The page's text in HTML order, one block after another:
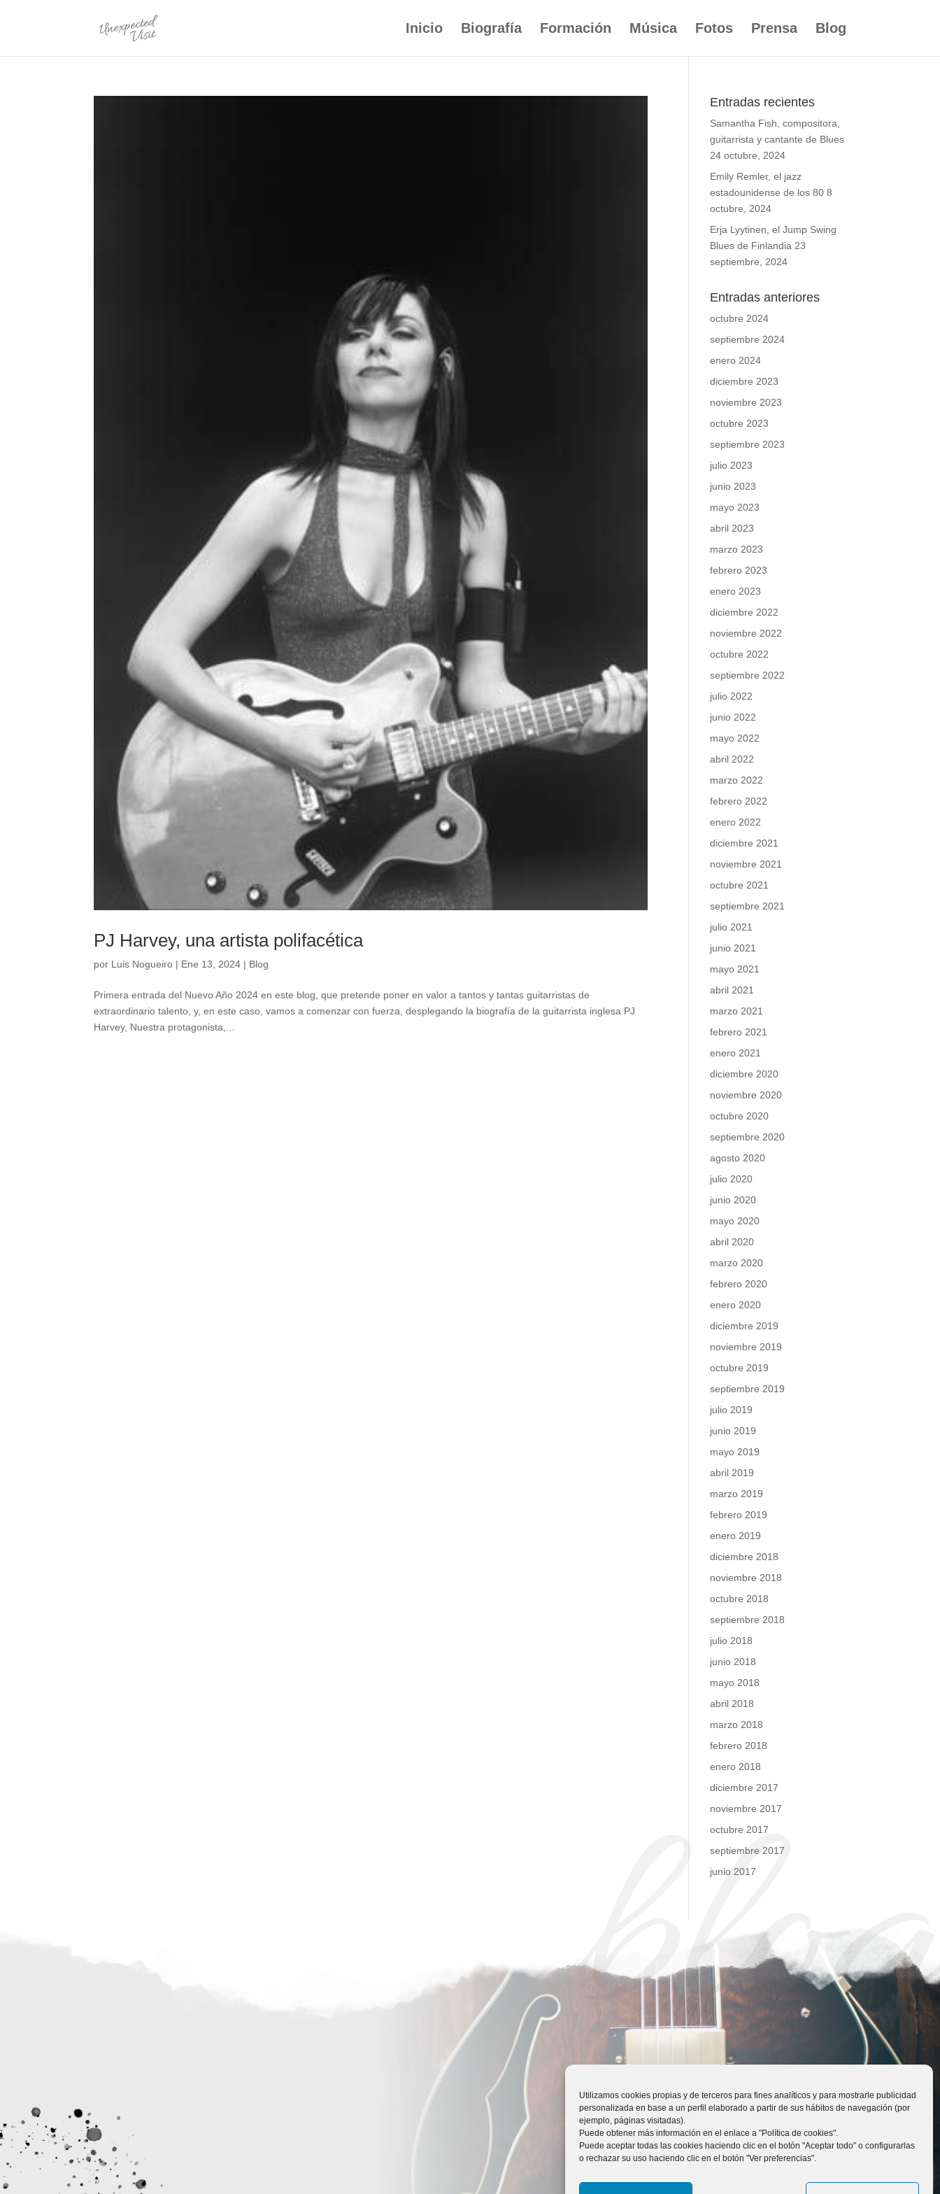
Utilizamos cookies propias y de terceros para fines analíticos y para mostrarle publicidad
personalizada en base a un perfil elaborado a partir de sus hábitos de navegación (por
ejemplo, páginas visitadas).
Puede obtener más información en el enlace a "Política de cookies".
Puede aceptar todas las cookies haciendo clic en el botón "Aceptar todo" o configurarlas
o rechazar su uso haciendo clic en el botón "Ver preferencias".
Inicio Biografía Formación Música Fotos Prensa Blog
PJ Harvey, una artista polifacética
por Luis Nogueiro | Ene 13, 2024 | Blog
Primera entrada del Nuevo Año 2024 en este blog, que pretende poner en valor a tantos y tantas guitarristas de
extraordinario talento, y, en este caso, vamos a comenzar con fuerza, desplegando la biografía de la guitarrista inglesa PJ
Harvey, Nuestra protagonista,...
Entradas recientes
Samantha Fish, compositora,
guitarrista y cantante de Blues
24 octubre, 2024
Emily Remler, el jazz
estadounidense de los 80 8
octubre, 2024
Erja Lyytinen, el Jump Swing
Blues de Finlandia 23
septiembre, 2024
Entradas anteriores
octubre 2024
septiembre 2024
enero 2024
diciembre 2023
noviembre 2023
octubre 2023
septiembre 2023
julio 2023
junio 2023
mayo 2023
abril 2023
marzo 2023
febrero 2023
enero 2023
diciembre 2022
noviembre 2022
octubre 2022
septiembre 2022
julio 2022
junio 2022
mayo 2022
abril 2022
marzo 2022
febrero 2022
enero 2022
diciembre 2021
noviembre 2021
octubre 2021
septiembre 2021
julio 2021
junio 2021
mayo 2021
abril 2021
marzo 2021
febrero 2021
enero 2021
diciembre 2020
noviembre 2020
octubre 2020
septiembre 2020
agosto 2020
julio 2020
junio 2020
mayo 2020
abril 2020
marzo 2020
febrero 2020
enero 2020
diciembre 2019
noviembre 2019
octubre 2019
septiembre 2019
julio 2019
junio 2019
mayo 2019
abril 2019
marzo 2019
febrero 2019
enero 2019
diciembre 2018
noviembre 2018
octubre 2018
septiembre 2018
julio 2018
junio 2018
mayo 2018
abril 2018
marzo 2018
febrero 2018
enero 2018
diciembre 2017
noviembre 2017
octubre 2017
septiembre 2017
junio 2017
blog